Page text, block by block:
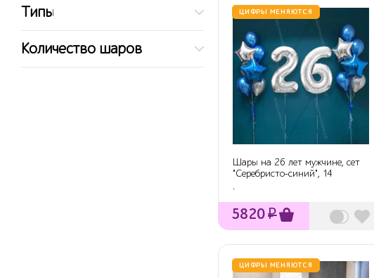
Типы
Количество шаров
ЦИФРЫ МЕНЯЮТСЯ
Шары на 26 лет мужчине, сет
"Серебристо-синий", 14
.
5820₽
ЦИФРЫ МЕНЯЮТСЯ